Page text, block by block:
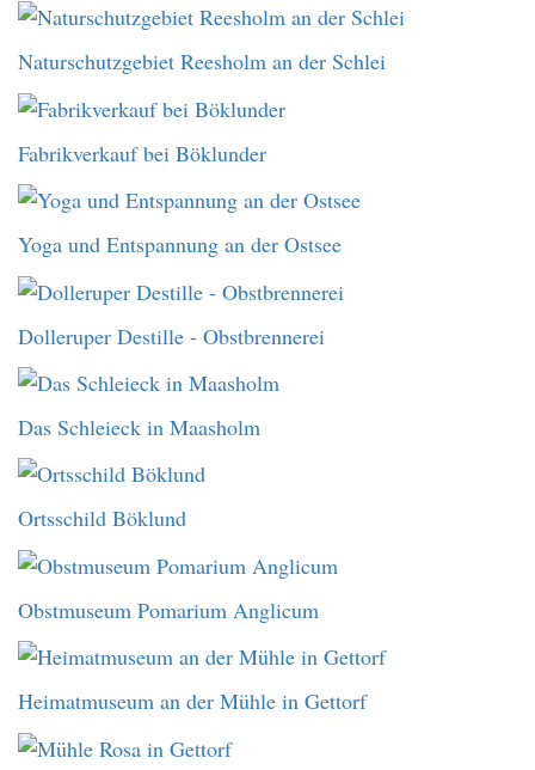
Naturschutzgebiet Reesholm an der Schlei
Fabrikverkauf bei Böklunder
Yoga und Entspannung an der Ostsee
Dolleruper Destille - Obstbrennerei
Das Schleieck in Maasholm
Ortsschild Böklund
Obstmuseum Pomarium Anglicum
Heimatmuseum an der Mühle in Gettorf